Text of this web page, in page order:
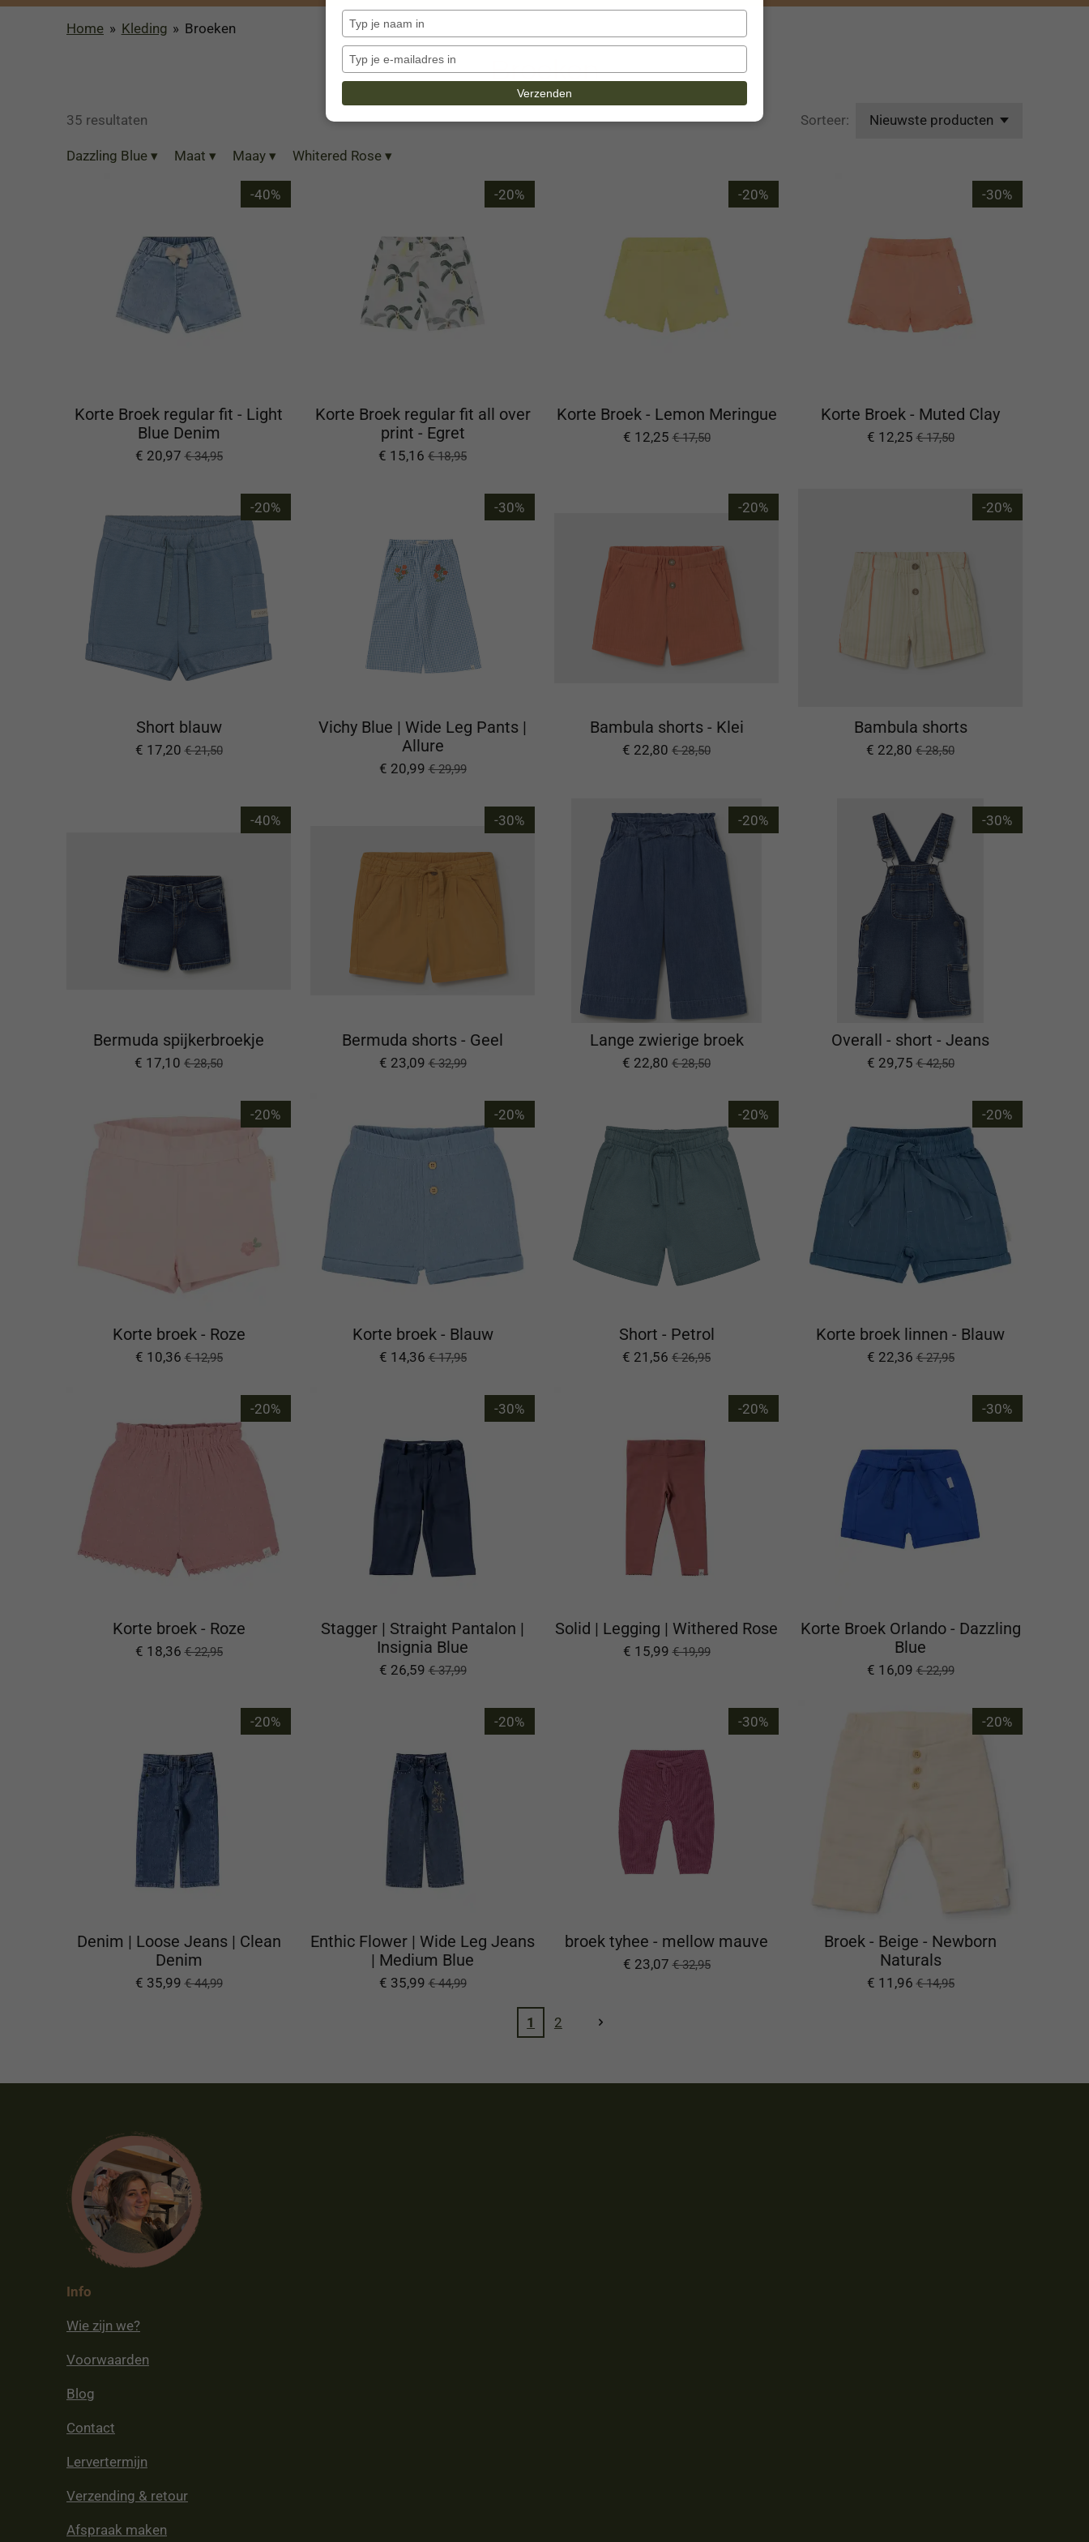
je
in
je
e-
mailadres
in
Verzenden
Home » Kleding » Broeken
Broeken
35 resultaten Sorteer:
Dazzling Blue ▾ Maat ▾ Maay ▾ Whitered Rose ▾
-40%
Korte Broek regular fit - Light
Blue Denim
€ 20,97 € 34,95
-20%
Korte Broek regular fit all over
print - Egret
€ 15,16 € 18,95
-20%
Korte Broek - Lemon Meringue
€ 12,25 € 17,50
-30%
Korte Broek - Muted Clay
€ 12,25 € 17,50
-20%
Short blauw
€ 17,20 € 21,50
-30%
Vichy Blue | Wide Leg Pants |
Allure
€ 20,99 € 29,99
-20%
Bambula shorts - Klei
€ 22,80 € 28,50
-20%
Bambula shorts
€ 22,80 € 28,50
-40%
Bermuda spijkerbroekje
€ 17,10 € 28,50
-30%
Bermuda shorts - Geel
€ 23,09 € 32,99
-20%
Lange zwierige broek
€ 22,80 € 28,50
-30%
Overall - short - Jeans
€ 29,75 € 42,50
-20%
Korte broek - Roze
€ 10,36 € 12,95
-20%
Korte broek - Blauw
€ 14,36 € 17,95
-20%
Short - Petrol
€ 21,56 € 26,95
-20%
Korte broek linnen - Blauw
€ 22,36 € 27,95
-20%
Korte broek - Roze
€ 18,36 € 22,95
-30%
Stagger | Straight Pantalon |
Insignia Blue
€ 26,59 € 37,99
-20%
Solid | Legging | Withered Rose
€ 15,99 € 19,99
-30%
Korte Broek Orlando - Dazzling
Blue
€ 16,09 € 22,99
-20%
Denim | Loose Jeans | Clean
Denim
€ 35,99 € 44,99
-20%
Enthic Flower | Wide Leg Jeans
| Medium Blue
€ 35,99 € 44,99
-30%
broek tyhee - mellow mauve
€ 23,07 € 32,95
-20%
Broek - Beige - Newborn
Naturals
€ 11,96 € 14,95
1 2
Info
Wie zijn we?
Voorwaarden
Blog
Contact
Lervertermijn
Verzending & retour
Afspraak maken